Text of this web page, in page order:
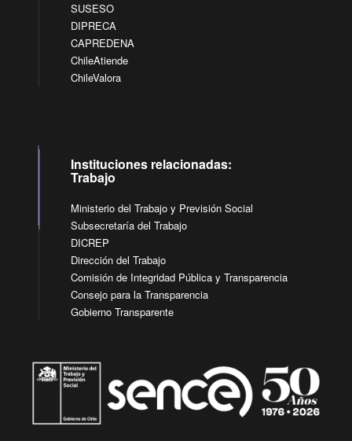
SUSESO
DIPRECA
CAPREDENA
ChileAtiende
ChileValora
Instituciones relacionadas:
Trabajo
Ministerio del Trabajo y Previsión Social
Subsecretaría del Trabajo
DICREP
Dirección del Trabajo
Comisión de Integridad Pública y Transparencia
Consejo para la Transparencia
Gobierno Transparente